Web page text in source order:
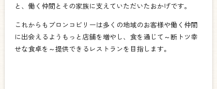
と、働く仲間とその家族に支えていただいたおかげです。
これからもブロンコビリーは多くの地域のお客様や働く仲間
に出会えるようもっと店舗を増やし、食を通じて～断トツ幸
せな食卓を～提供できるレストランを目指します。